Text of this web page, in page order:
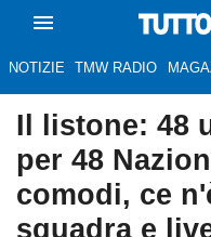
NOTIZIE TMW RADIO
Il listone: 48
per 48
comodi, ce
squadra e